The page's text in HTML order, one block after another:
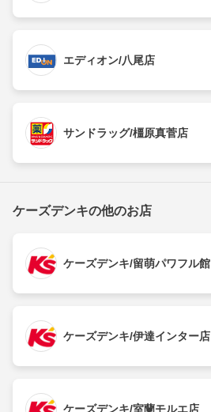
エディオン/八尾店
サンドラッグ/橿原真菅店
ケーズデンキの他のお店
ケーズデンキ/留萌パワフル館
ケーズデンキ/伊達インター店
ケーズデンキ/室蘭モルエ店